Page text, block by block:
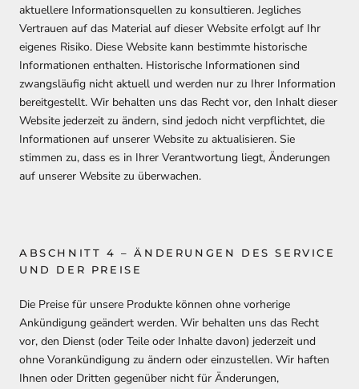
aktuellere Informationsquellen zu konsultieren. Jegliches
Vertrauen auf das Material auf dieser Website erfolgt auf Ihr
eigenes Risiko. Diese Website kann bestimmte historische
Informationen enthalten. Historische Informationen sind
zwangsläufig nicht aktuell und werden nur zu Ihrer Information
bereitgestellt. Wir behalten uns das Recht vor, den Inhalt dieser
Website jederzeit zu ändern, sind jedoch nicht verpflichtet, die
Informationen auf unserer Website zu aktualisieren. Sie
stimmen zu, dass es in Ihrer Verantwortung liegt, Änderungen
auf unserer Website zu überwachen.
ABSCHNITT 4 – ÄNDERUNGEN DES SERVICE
UND DER PREISE
Die Preise für unsere Produkte können ohne vorherige
Ankündigung geändert werden. Wir behalten uns das Recht
vor, den Dienst (oder Teile oder Inhalte davon) jederzeit und
ohne Vorankündigung zu ändern oder einzustellen. Wir haften
Ihnen oder Dritten gegenüber nicht für Änderungen,